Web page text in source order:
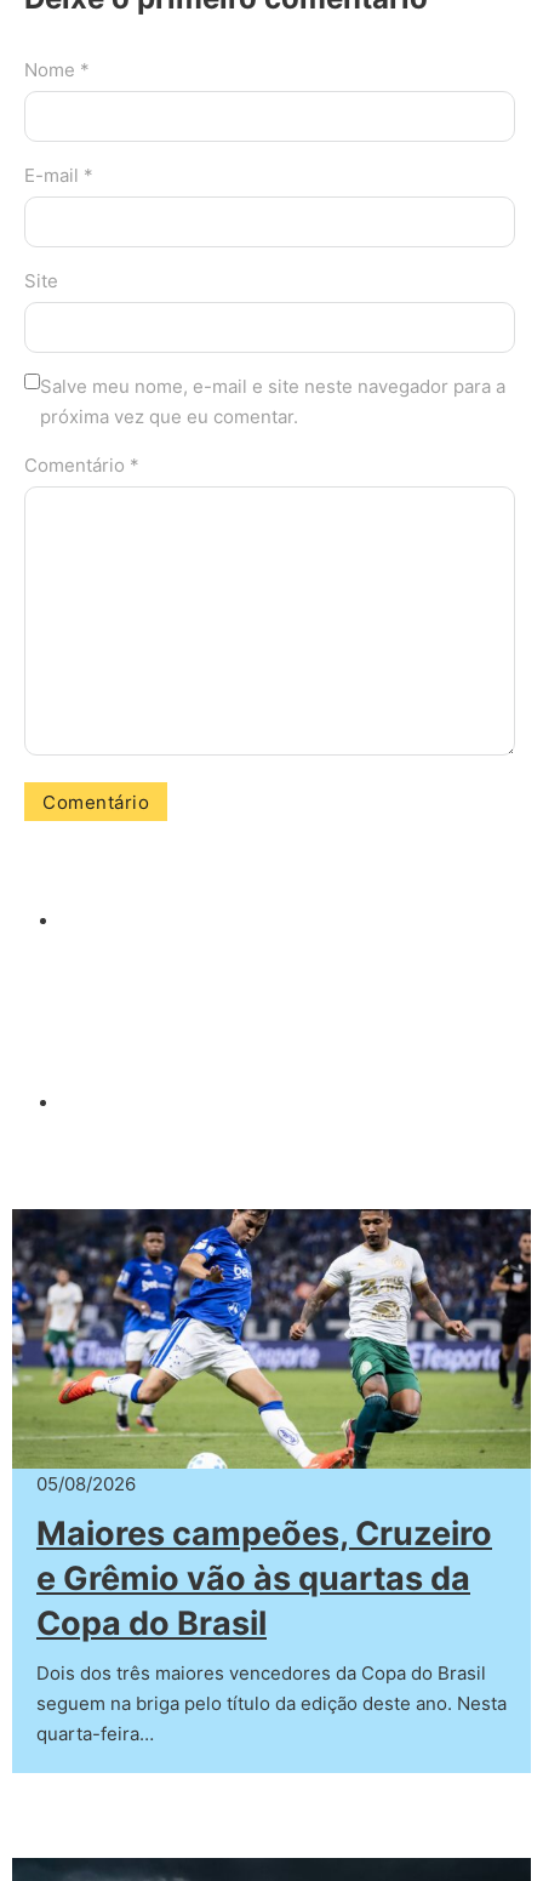
Nome *
E-mail *
Site
Salve meu nome, e-mail e site neste navegador para a
próxima vez que eu comentar.
Comentário *
05/08/2026
Maiores campeões, Cruzeiro
e Grêmio vão às quartas da
Copa do Brasil
Dois dos três maiores vencedores da Copa do Brasil
seguem na briga pelo título da edição deste ano. Nesta
quarta-feira…